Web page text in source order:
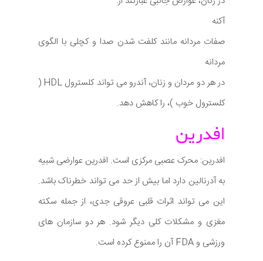
آکنه
صفات مردانه مانند کلفت شدن صدا و کچلی با الگوی
مردانه
در هر دو مردان و زنان، آندرو می تواند کلسترول HDL (
کلسترول خوب )، را کاهش دهد.
افدرین
افدرین: محرک عصبی مرکزی است. افدرین عوارضی شبیه
به آدرنالین دارد اما بیش از حد می تواند خطرناک باشد.
این می تواند اثرات قلبی عروقی جدی، از جمله سکته
مغزی و مشکلات کلی دیگر شود. هر دو سازمان های
ورزشی و FDA آن را ممنوع کرده است.